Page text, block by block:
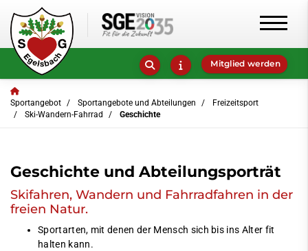
Mitglied werden
Sportangebot Sportangebote und Abteilungen
Freizeitsport
Ski-Wandern-Fahrrad
Geschichte
Geschichte und Abteilungsporträt
Skifahren, Wandern und Fahrradfahren in der
freien Natur.
Sportarten, mit denen der Mensch sich bis ins Alter fit
halten kann.